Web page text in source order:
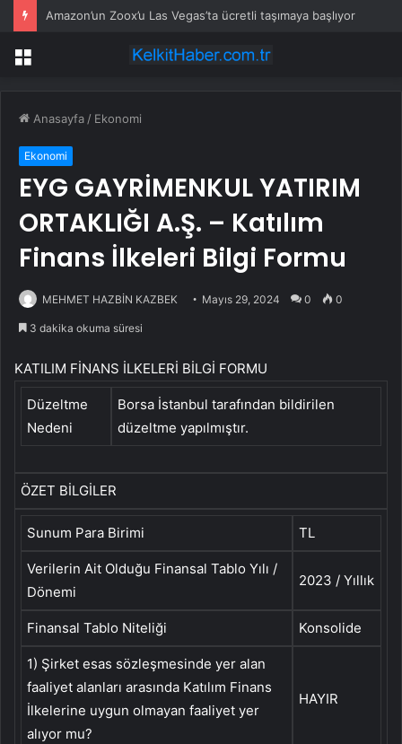
Amazon’un Zoox’u Las Vegas’ta ücretli taşımaya başlıyor
Menü
Anasayfa / Ekonomi
Ekonomi
EYG GAYRİMENKUL YATIRIM
ORTAKLIĞI A.Ş. – Katılım
Finans İlkeleri Bilgi Formu
MEHMET HAZBİN KAZBEK Mayıs 29, 2024 0 0
3 dakika okuma süresi
KATILIM FİNANS İLKELERİ BİLGİ FORMU
Düzeltme
Nedeni
Borsa İstanbul tarafından bildirilen
düzeltme yapılmıştır.
ÖZET BİLGİLER
Sunum Para Birimi TL
Verilerin Ait Olduğu Finansal Tablo Yılı /
Dönemi
2023 / Yıllık
Finansal Tablo Niteliği Konsolide
1) Şirket esas sözleşmesinde yer alan
faaliyet alanları arasında Katılım Finans
İlkelerine uygun olmayan faaliyet yer
alıyor mu?
HAYIR